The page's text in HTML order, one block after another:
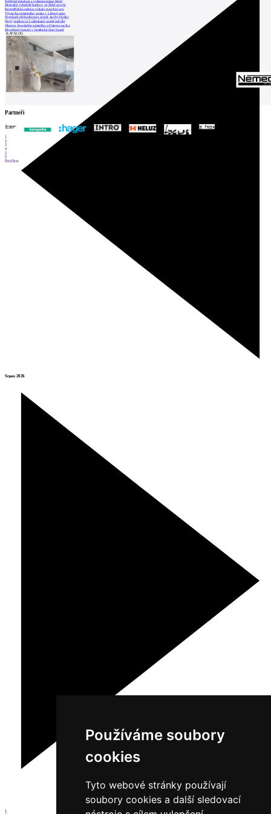
Používáme soubory
cookies
Tyto webové stránky používají
soubory cookies a další sledovací
Srpen 2026
1
Světelné instalace a videomapping lákají
Demolici vyhořelé budovy ve Zlíně urychl
Kroměřížská radnice získala stavební pov
Výstavba urgentního centra v Liberci ome
Nymburk přehodnocuje záměr stavby školky
Nový stadion za Lužánkami nesmí mít dle
Obnova loveckého zámečku u Ostrova na Ka
Developer postaví v brněnské části Lesná
KATALOG
Partneři
1
2
3
4
5
6
PrevNext